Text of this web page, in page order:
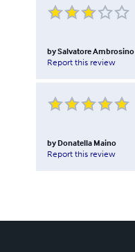
bySalvatore Ambrosino
Report this review
by Donatella Maino
Report this review